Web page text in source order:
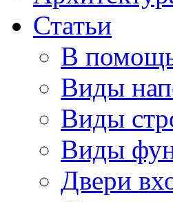
Статьи
В
Виды
Виды
Виды
Двери